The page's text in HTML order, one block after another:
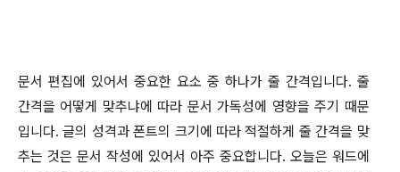
문서 편집에 있어서 중요한 요소 중 하나가 줄 간격입니다. 줄
간격을 어떻게 맞추냐에 따라 문서 가독성에 영향을 주기 때문
입니다.글의 성격과 폰트의 크기에 따라 적절하게 줄 간격을 맞
추는 것은 문서 작성에 있어서 아주 중요합니다. 오늘은 워드에